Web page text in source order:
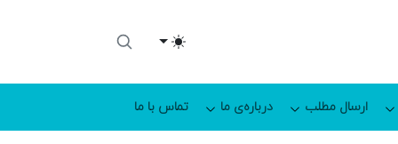
Toggle theme
ارسال مطلب درباره‌ی ما تماس با ما